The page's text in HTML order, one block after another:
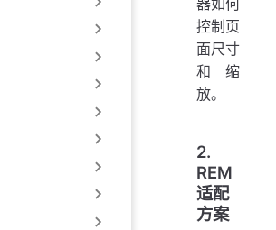
控制页
面尺寸
和缩
放。
2.
REM
适配
方案